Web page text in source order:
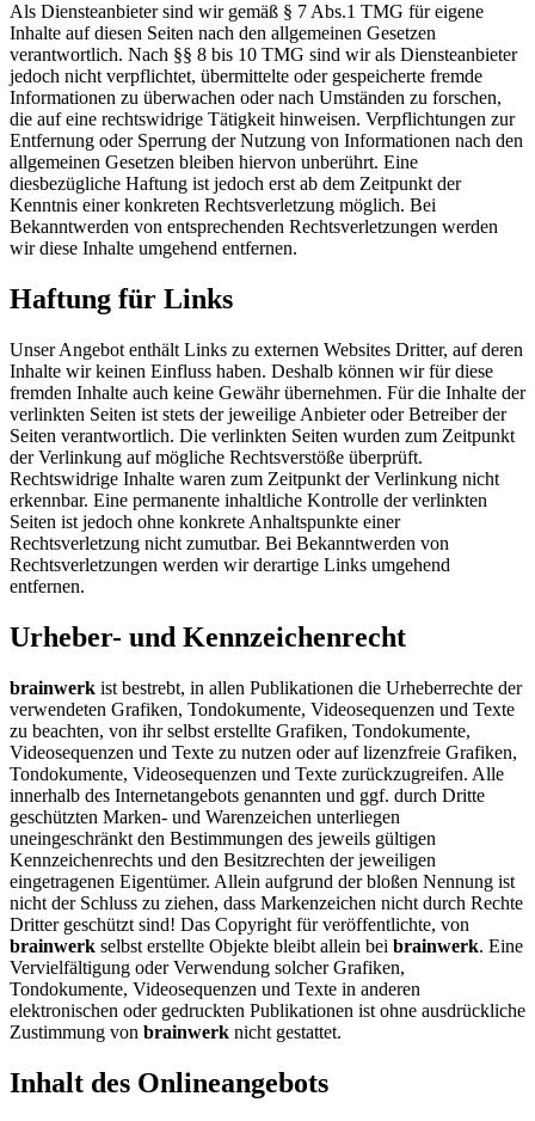
Als Diensteanbieter sind wir gemäß § 7 Abs.1 TMG für eigene
Inhalte auf diesen Seiten nach den allgemeinen Gesetzen
verantwortlich. Nach §§ 8 bis 10 TMG sind wir als Diensteanbieter
jedoch nicht verpflichtet, übermittelte oder gespeicherte fremde
Informationen zu überwachen oder nach Umständen zu forschen,
die auf eine rechtswidrige Tätigkeit hinweisen. Verpflichtungen zur
Entfernung oder Sperrung der Nutzung von Informationen nach den
allgemeinen Gesetzen bleiben hiervon unberührt. Eine
diesbezügliche Haftung ist jedoch erst ab dem Zeitpunkt der
Kenntnis einer konkreten Rechtsverletzung möglich. Bei
Bekanntwerden von entsprechenden Rechtsverletzungen werden
wir diese Inhalte umgehend entfernen.
Haftung für Links
Unser Angebot enthält Links zu externen Websites Dritter, auf deren
Inhalte wir keinen Einfluss haben. Deshalb können wir für diese
fremden Inhalte auch keine Gewähr übernehmen. Für die Inhalte der
verlinkten Seiten ist stets der jeweilige Anbieter oder Betreiber der
Seiten verantwortlich. Die verlinkten Seiten wurden zum Zeitpunkt
der Verlinkung auf mögliche Rechtsverstöße überprüft.
Rechtswidrige Inhalte waren zum Zeitpunkt der Verlinkung nicht
erkennbar. Eine permanente inhaltliche Kontrolle der verlinkten
Seiten ist jedoch ohne konkrete Anhaltspunkte einer
Rechtsverletzung nicht zumutbar. Bei Bekanntwerden von
Rechtsverletzungen werden wir derartige Links umgehend
entfernen.
Urheber- und Kennzeichenrecht
brainwerk ist bestrebt, in allen Publikationen die Urheberrechte der
verwendeten Grafiken, Tondokumente, Videosequenzen und Texte
zu beachten, von ihr selbst erstellte Grafiken, Tondokumente,
Videosequenzen und Texte zu nutzen oder auf lizenzfreie Grafiken,
Tondokumente, Videosequenzen und Texte zurückzugreifen. Alle
innerhalb des Internetangebots genannten und ggf. durch Dritte
geschützten Marken- und Warenzeichen unterliegen
uneingeschränkt den Bestimmungen des jeweils gültigen
Kennzeichenrechts und den Besitzrechten der jeweiligen
eingetragenen Eigentümer. Allein aufgrund der bloßen Nennung ist
nicht der Schluss zu ziehen, dass Markenzeichen nicht durch Rechte
Dritter geschützt sind! Das Copyright für veröffentlichte, von
brainwerk selbst erstellte Objekte bleibt allein bei brainwerk. Eine
Vervielfältigung oder Verwendung solcher Grafiken,
Tondokumente, Videosequenzen und Texte in anderen
elektronischen oder gedruckten Publikationen ist ohne ausdrückliche
Zustimmung von brainwerk nicht gestattet.
Inhalt des Onlineangebots